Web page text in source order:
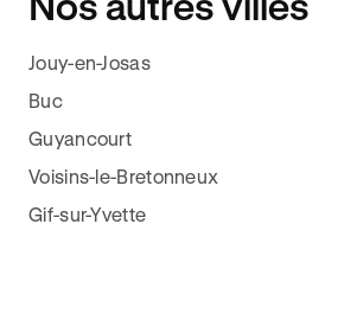
Jouy-en-Josas
Buc
Guyancourt
Voisins-le-Bretonneux
Gif-sur-Yvette